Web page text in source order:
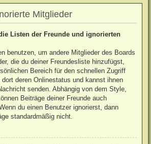
Mitglieder
Listen der Freunde und ignorierten
benutzen, um andere Mitglieder des Boards
die du deiner Freundesliste hinzufügst,
Bereich für den schnellen Zugriff
deren Onlinestatus und kannst ihnen
senden. Abhängig von dem Style,
Beiträge deiner Freunde auch
du einen Benutzer ignorierst, dann
standardmäßig nicht.